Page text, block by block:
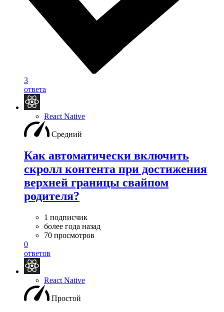
3
ответа
React Native
Средний
Как автоматически включить
скролл контента при достижения
верхней границы свайпом
родителя?
1 подписчик
более года назад
70 просмотров
0
ответов
React Native
Простой